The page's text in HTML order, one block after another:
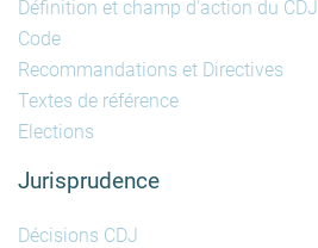
Définition et champ d'action du CDJ
Code
Recommandations et Directives
Textes de référence
Elections
Jurisprudence
Décisions CDJ